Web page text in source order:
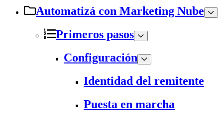
Automatizá con Marketing Nube
Primeros pasos
Configuración
Identidad del remitente
Puesta en marcha